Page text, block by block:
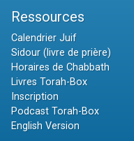
Ressources
Calendrier Juif
Sidour (livre de prière)
Horaires de Chabbath
Livres Torah-Box
Inscription
Podcast Torah-Box
English Version